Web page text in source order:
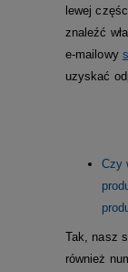
lewej
znaleźć
e-mailowy
uzyskać
Czy
Tak, nasz
również